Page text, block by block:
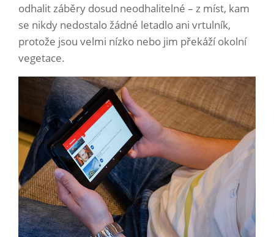
odhalit záběry dosud neodhalitelné – z míst, kam
se nikdy nedostalo žádné letadlo ani vrtulník,
protože jsou velmi nízko nebo jim překáží okolní
vegetace.